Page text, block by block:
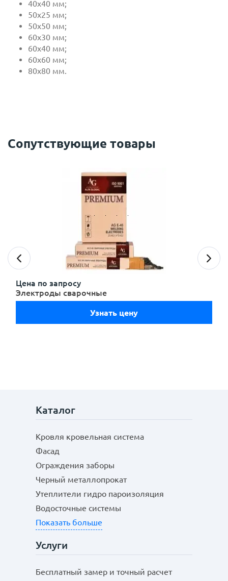
40х40 мм;
50х25 мм;
50х50 мм;
60х30 мм;
60х40 мм;
60х60 мм;
80х80 мм.
ознакомлен(-а) и даю согласие
персональных данных
с политикой конфиденциальности
ознакомлен(-а)
и даю согласие
Отправить
Сопутствующие товары
Цена по запросу
Электроды сварочные
Узнать цену
Каталог
Кровля кровельная система
Фасад
Ограждения заборы
Черный металлопрокат
Утеплители гидро пароизоляция
Водосточные системы
Показать больше
Услуги
Бесплатный замер и точный расчет